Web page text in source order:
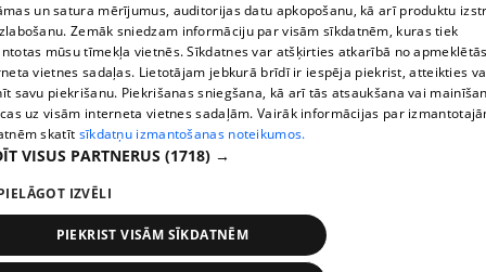
TV programma
Līguma noteikumi
360 Ziņu kontakti
Helio Media
Portāla palīdzības dienests: e-pasts -
All rights reserved.
un satura mērījumus, auditorijas datu apkopošanu, kā arī produktu
Zemāk sniedzam informāciju par visām sīkdatnēm, kuras tiek
mūsu tīmekļa vietnēs. Sīkdatnes var atšķirties atkarībā no
vietnes sadaļas. Lietotājam jebkurā brīdī ir iespēja piekrist, atteikties
savu piekrišanu. Piekrišanas sniegšana, kā arī tās atsaukšana vai
uz visām interneta vietnes sadaļām. Vairāk informācijas par
skatīt sīkdatņu izmantošanas noteikumos.
VISUS PARTNERUS (1718) →
IZVĒLI
PIEKRIST VISĀM SĪKDATNĒM